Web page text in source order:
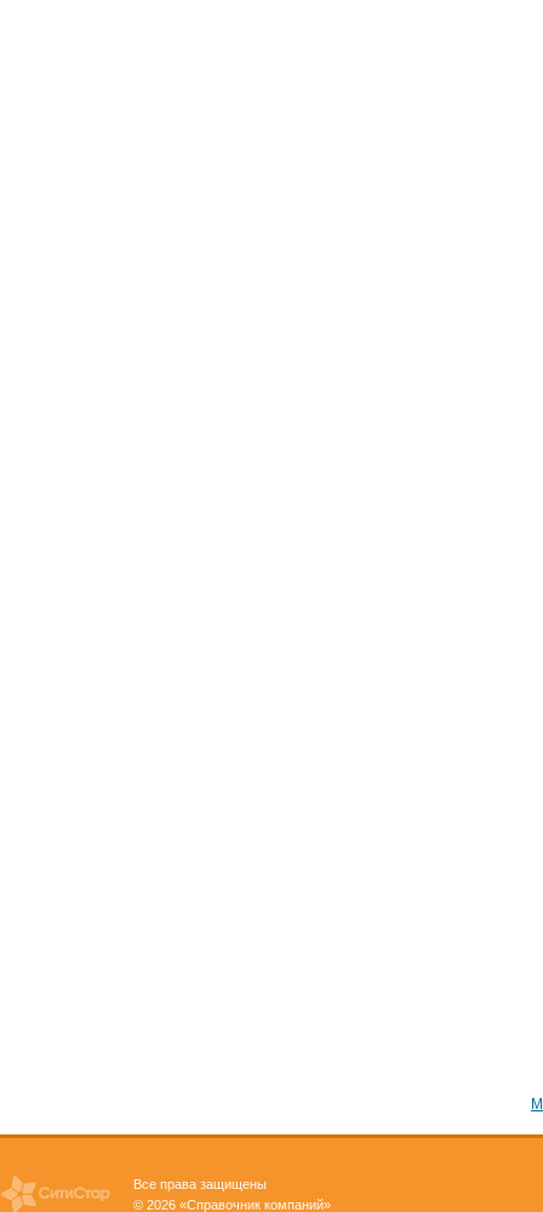
Все права защищены
© 2026 «Справочник компаний»